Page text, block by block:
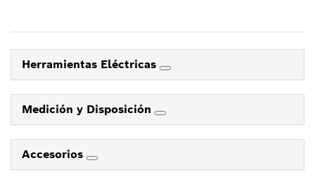
Herramientas Eléctricas
Medición y Disposición
Accesorios